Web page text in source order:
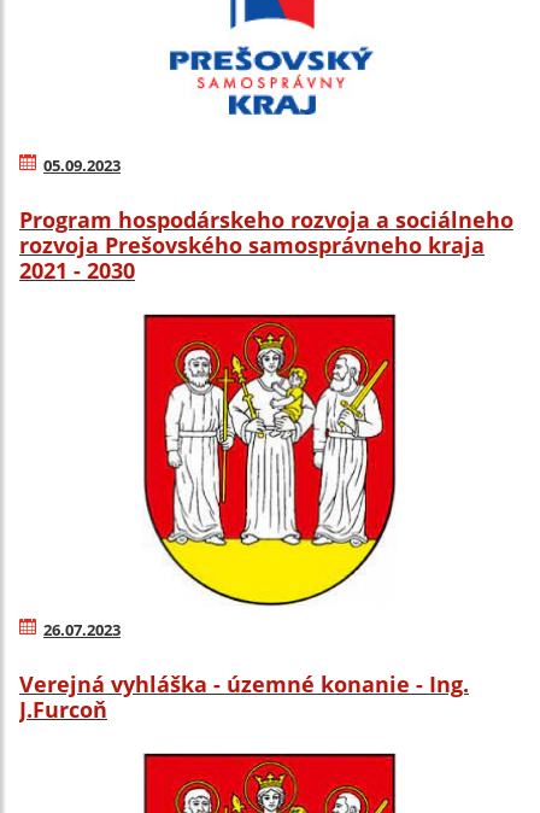
05.09.2023
Program hospodárskeho rozvoja a sociálneho
rozvoja Prešovského samosprávneho kraja
2021 - 2030
26.07.2023
Verejná vyhláška - územné konanie - Ing.
J.Furcoň